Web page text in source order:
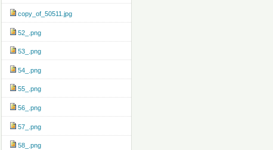
copy_of_50511.jpg
52_.png
53_.png
54_.png
55_.png
56_.png
57_.png
58_.png